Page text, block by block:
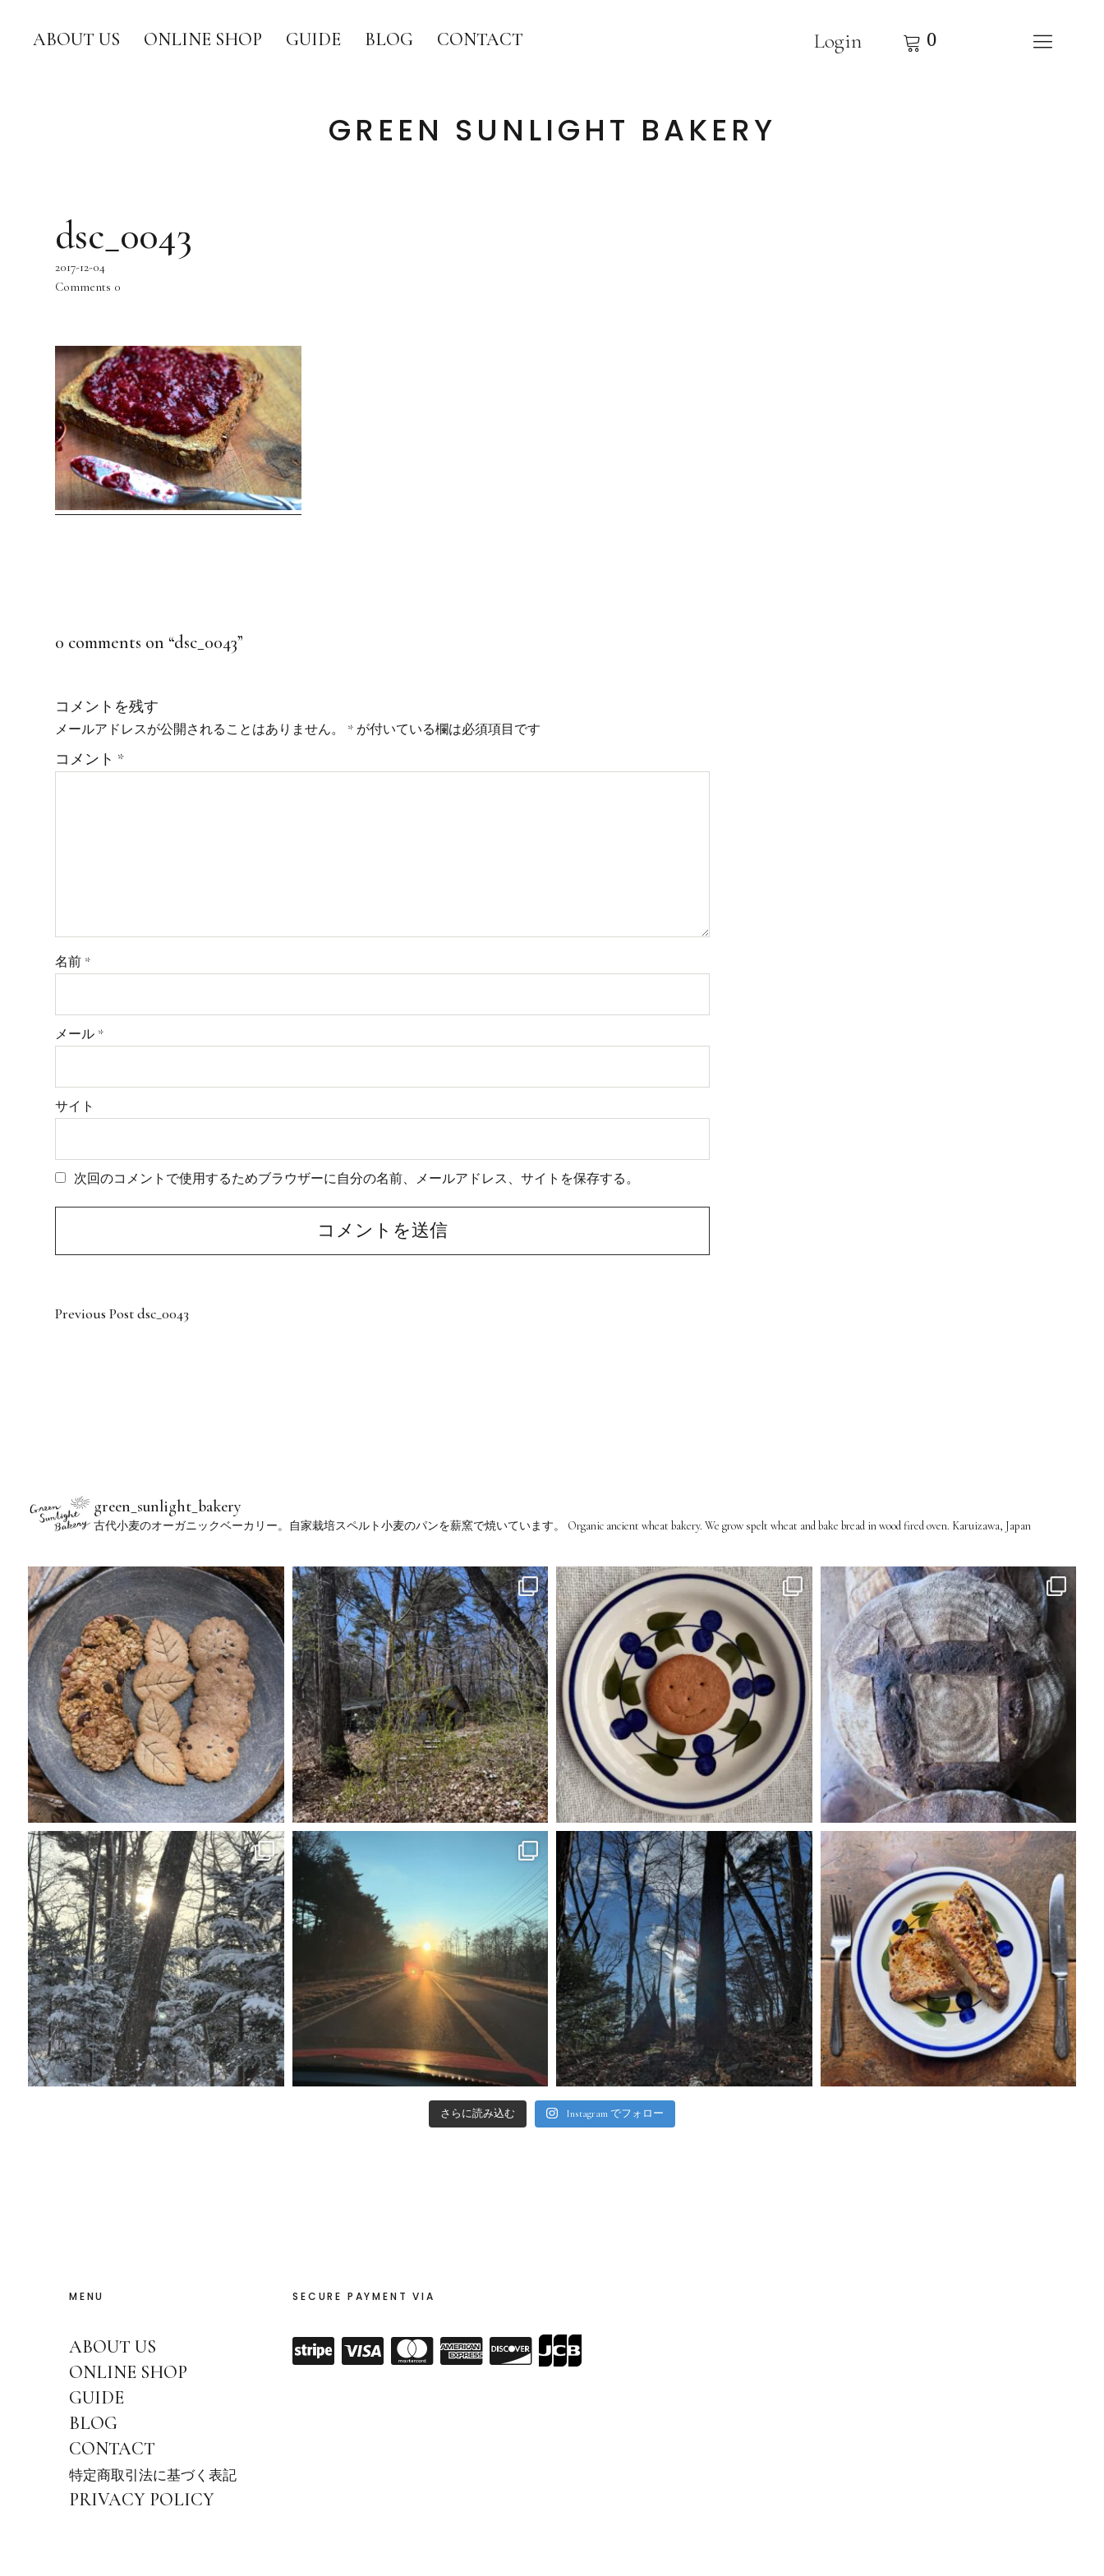
ABOUT US ONLINE SHOP GUIDE BLOG CONTACT
GREEN SUNLIGHT BAKERY
Login 0
dsc_0043
2017-12-04
Comments 0
0 comments on “dsc_0043”
コメントを残す
メールアドレスが公開されることはありません。 * が付いている欄は必須項目です
コメント *
名前 *
メール *
サイト
次回のコメントで使用するためブラウザーに自分の名前、メールアドレス、サイトを保存する。
Previous Postdsc_0043
green_sunlight_bakery
古代小麦のオーガニックベーカリー。自家栽培スペルト小麦のパンを薪窯で焼いています。 Organic ancient wheat bakery. We grow spelt wheat and bake bread in wood fired oven. Karuizawa, Japan
さらに読み込む Instagram でフォロー
MENU
ABOUT US
ONLINE SHOP
GUIDE
BLOG
CONTACT
特定商取引法に基づく表記
PRIVACY POLICY
SECURE PAYMENT VIA